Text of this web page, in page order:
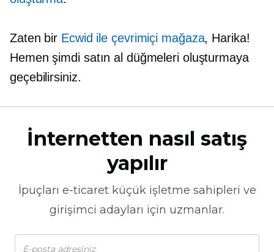
Zaten bir Ecwid ile çevrimiçi mağaza, Harika!
Hemen şimdi satın al düğmeleri oluşturmaya
geçebilirsiniz.
İnternetten nasıl satış
yapılır
İpuçları e-ticaretküçük işletme sahipleri ve
girişimci adayları için uzmanlar.